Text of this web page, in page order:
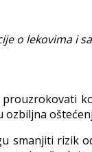
o lekovima i
ozbiljna
smanjiti rizik